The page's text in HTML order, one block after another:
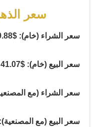
سعر
سعر الشراء (خام): $39.88
سعر البيع (خام): $41.07
سعر الشراء (مع المصنعية):
سعر البيع (مع المصنعية):